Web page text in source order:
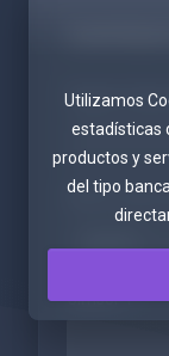
Cégnév
Adó ID
Címsor 1
Utilizamos
estadísticas
productos y
del tipo